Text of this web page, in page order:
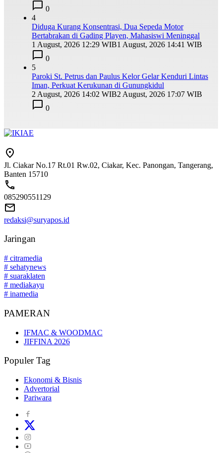
0
4
Diduga Kurang Konsentrasi, Dua Sepeda Motor
Bertabrakan di Gading Playen, Mahasiswi Meninggal
1 August, 2026 12:29 WIB1 August, 2026 14:41 WIB
0
5
Paroki St. Petrus dan Paulus Kelor Gelar Kenduri Lintas
Iman, Perkuat Kerukunan di Gunungkidul
2 August, 2026 14:02 WIB2 August, 2026 17:07 WIB
0
Jl. Ciakar No.17 Rt.01 Rw.02, Ciakar, Kec. Panongan, Tangerang,
Banten 15710
085290551129
redaksi@suryapos.id
Jaringan
# citramedia
# sehatynews
# suaraklaten
# mediakayu
# inamedia
PAMERAN
IFMAC & WOODMAC
JIFFINA 2026
Populer Tag
Ekonomi & Bisnis
Advertorial
Pariwara